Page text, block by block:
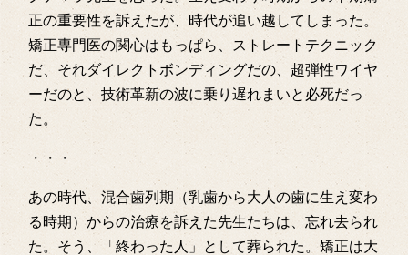
正の重要性を訴えたが、時代が追い越してしまった。
矯正専門医の関心はもっぱら、ストレートテクニック
だ、それダイレクトボンディングだの、超弾性ワイヤ
ーだのと、技術革新の波に乗り遅れまいと必死だっ
た。
・・・
あの時代、混合歯列期（乳歯から大人の歯に生え変わ
る時期）からの治療を訴えた先生たちは、忘れ去られ
た。そう、「終わった人」として葬られた。矯正は大